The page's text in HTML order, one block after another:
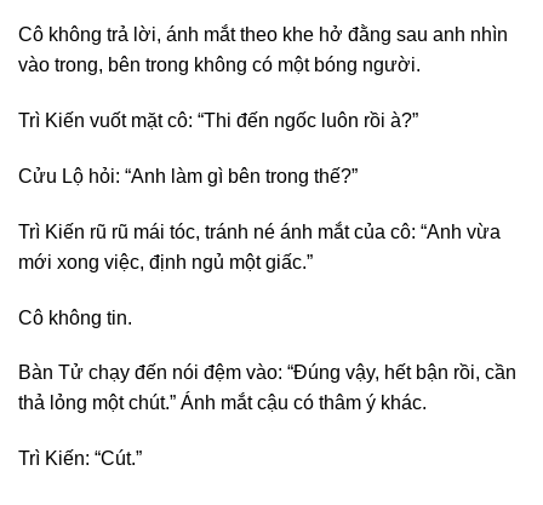
Cô không trả lời, ánh mắt theo khe hở đằng sau anh nhìn
vào trong, bên trong không có một bóng người.
Trì Kiến vuốt mặt cô: “Thi đến ngốc luôn rồi à?”
Cửu Lộ hỏi: “Anh làm gì bên trong thế?”
Trì Kiến rũ rũ mái tóc, tránh né ánh mắt của cô: “Anh vừa
mới xong việc, định ngủ một giấc.”
Cô không tin.
Bàn Tử chạy đến nói đệm vào: “Đúng vậy, hết bận rồi, cần
thả lỏng một chút.” Ánh mắt cậu có thâm ý khác.
Trì Kiến: “Cút.”